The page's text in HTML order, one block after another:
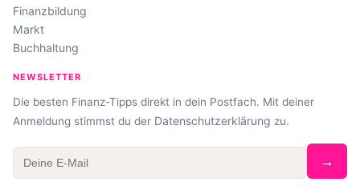
Finanzbildung
Markt
Buchhaltung
NEWSLETTER
Die besten Finanz-Tipps direkt in dein Postfach. Mit deiner
Anmeldung stimmst du der Datenschutzerklärung zu.
→